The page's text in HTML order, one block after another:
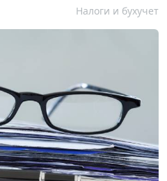
Налоги и бухучет